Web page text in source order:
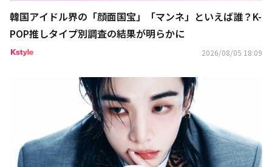
韓国アイドル界の「顔面国宝」「マンネ」といえば誰？K-
POP推しタイプ別調査の結果が明らかに
2026/08/05 18:09